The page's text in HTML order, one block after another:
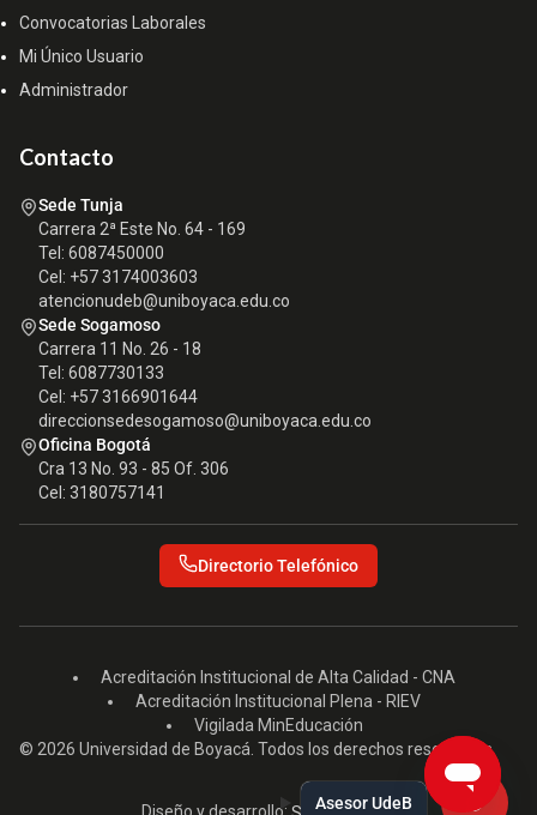
Convocatorias Laborales
Mi Único Usuario
Administrador
Contacto
Sede Tunja
Carrera 2ª Este No. 64 - 169
Tel: 6087450000
Cel: +57 3174003603
atencionudeb@uniboyaca.edu.co
Sede Sogamoso
Carrera 11 No. 26 - 18
Tel: 6087730133
Cel: +57 3166901644
direccionsedesogamoso@uniboyaca.edu.co
Oficina Bogotá
Cra 13 No. 93 - 85 Of. 306
Cel: 3180757141
Directorio Telefónico
Acreditación Institucional de Alta Calidad - CNA
Acreditación Institucional Plena - RIEV
Vigilada MinEducación
© 2026 Universidad de Boyacá. Todos los derechos reservados.
Diseño y desarrollo: Asesor UdeB